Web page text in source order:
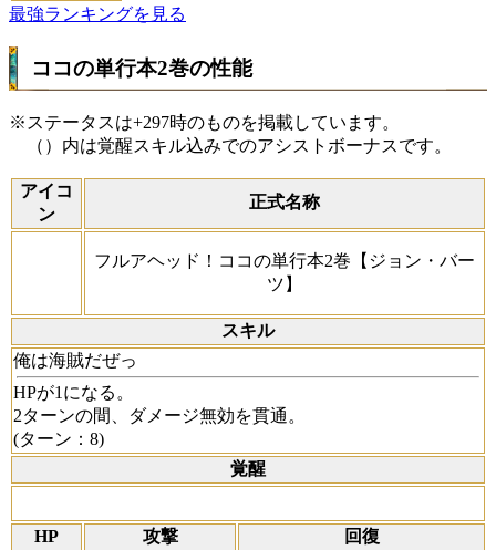
最強ランキングを見る
ココの単行本2巻の性能
※ステータスは+297時のものを掲載しています。
（）内は覚醒スキル込みでのアシストボーナスです。
アイコ
ン
正式名称
フルアヘッド！ココの単行本2巻【ジョン・バー
ツ】
スキル
俺は海賊だぜっ
HPが1になる。
2ターンの間、ダメージ無効を貫通。
(ターン：8)
覚醒
HP 攻撃 回復